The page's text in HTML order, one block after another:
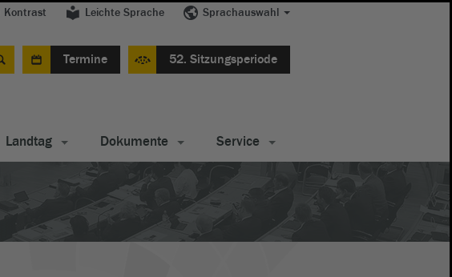
Kontrast Leichte Sprache Sprachauswahl
Termine 52. Sitzungsperiode
Landtag Dokumente Service